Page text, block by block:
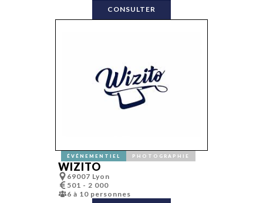
CONSULTER
ÉVÉNEMENTIEL PHOTOGRAPHIE
WIZITO
69007 Lyon
501 - 2 000
6 à 10 personnes